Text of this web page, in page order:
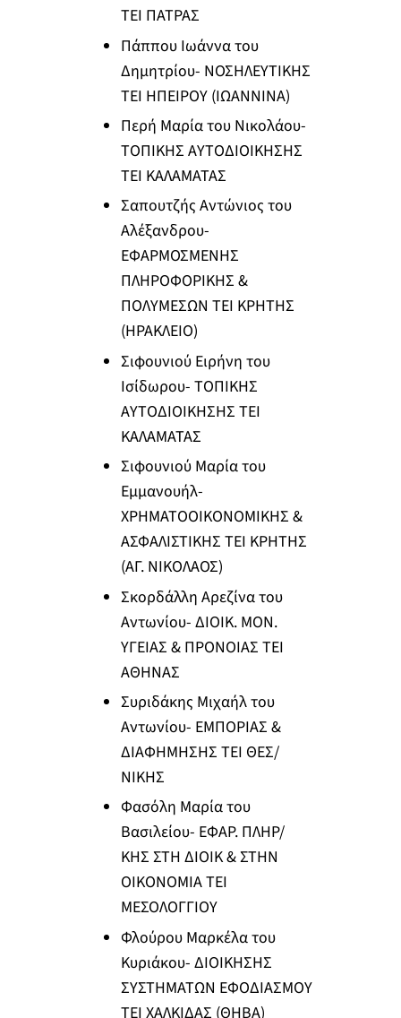
ΤΕΙ ΠΑΤΡΑΣ
Πάππου Ιωάννα του
Δημητρίου- ΝΟΣΗΛΕΥΤΙΚΗΣ
ΤΕΙ ΗΠΕΙΡΟΥ (ΙΩΑΝΝΙΝΑ)
Περή Μαρία του Νικολάου-
ΤΟΠΙΚΗΣ ΑΥΤΟΔΙΟΙΚΗΣΗΣ
ΤΕΙ ΚΑΛΑΜΑΤΑΣ
Σαπουτζής Αντώνιος του
Αλέξανδρου-
ΕΦΑΡΜΟΣΜΕΝΗΣ
ΠΛΗΡΟΦΟΡΙΚΗΣ &
ΠΟΛΥΜΕΣΩΝ ΤΕΙ ΚΡΗΤΗΣ
(ΗΡΑΚΛΕΙΟ)
Σιφουνιού Ειρήνη του
Ισίδωρου- ΤΟΠΙΚΗΣ
ΑΥΤΟΔΙΟΙΚΗΣΗΣ ΤΕΙ
ΚΑΛΑΜΑΤΑΣ
Σιφουνιού Μαρία του
Εμμανουήλ-
ΧΡΗΜΑΤΟΟΙΚΟΝΟΜΙΚΗΣ &
ΑΣΦΑΛΙΣΤΙΚΗΣ ΤΕΙ ΚΡΗΤΗΣ
(ΑΓ. ΝΙΚΟΛΑΟΣ)
Σκορδάλλη Αρεζίνα του
Αντωνίου- ΔΙΟΙΚ. ΜΟΝ.
ΥΓΕΙΑΣ & ΠΡΟΝΟΙΑΣ ΤΕΙ
ΑΘΗΝΑΣ
Συριδάκης Μιχαήλ του
Αντωνίου- ΕΜΠΟΡΙΑΣ &
ΔΙΑΦΗΜΗΣΗΣ ΤΕΙ ΘΕΣ/
ΝΙΚΗΣ
Φασόλη Μαρία του
Βασιλείου- ΕΦΑΡ. ΠΛΗΡ/
ΚΗΣ ΣΤΗ ΔΙΟΙΚ & ΣΤΗΝ
ΟΙΚΟΝΟΜΙΑ ΤΕΙ
ΜΕΣΟΛΟΓΓΙΟΥ
Φλούρου Μαρκέλα του
Κυριάκου- ΔΙΟΙΚΗΣΗΣ
ΣΥΣΤΗΜΑΤΩΝ ΕΦΟΔΙΑΣΜΟΥ
ΤΕΙ ΧΑΛΚΙΔΑΣ (ΘΗΒΑ)